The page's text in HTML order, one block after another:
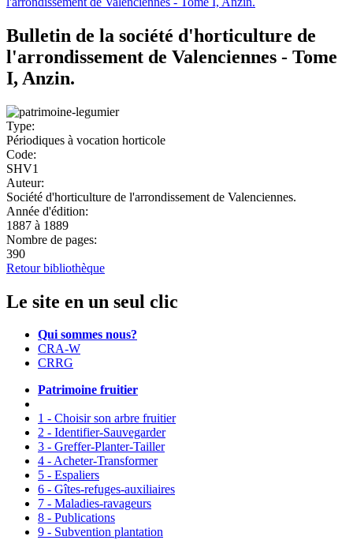
Bulletin de la société d'horticulture de
l'arrondissement de Valenciennes - Tome
I, Anzin.
Type:
Périodiques à vocation horticole
Code:
SHV1
Auteur:
Société d'horticulture de l'arrondissement de Valenciennes.
Année d'édition:
1887 à 1889
Nombre de pages:
390
Retour bibliothèque
Le site en un seul clic
Qui sommes nous?
CRA-W
CRRG
Patrimoine fruitier
1 - Choisir son arbre fruitier
2 - Identifier-Sauvegarder
3 - Greffer-Planter-Tailler
4 - Acheter-Transformer
5 - Espaliers
6 - Gîtes-refuges-auxiliaires
7 - Maladies-ravageurs
8 - Publications
9 - Subvention plantation